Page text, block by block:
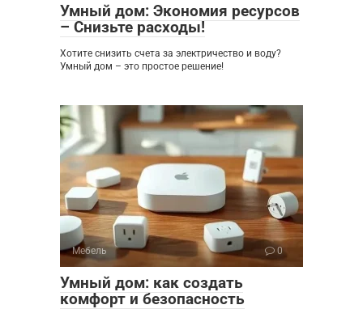
Умный дом: Экономия ресурсов
– Снизьте расходы!
Хотите снизить счета за электричество и воду?
Умный дом – это простое решение!
Мебель 0
Умный дом: как создать
комфорт и безопасность